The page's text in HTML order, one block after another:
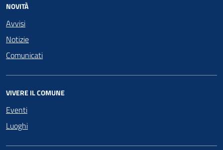
NOVITÀ
Avvisi
Notizie
Comunicati
VIVERE IL COMUNE
Eventi
Luoghi